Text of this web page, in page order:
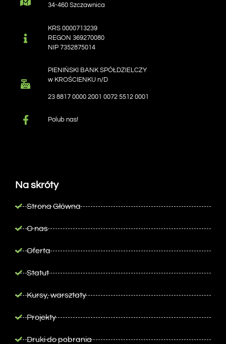
34-460 Szczawnica
KRS 0000713239
REGON 369270080
NIP 7352875014
PIENIŃSKI BANK SPÓŁDZIELCZY
w KROŚCIENKU n/D
23 8817 0000 2001 0072 5512 0001
Polub nas!
Na skróty
Strona Główna
O nas
Oferta
Statut
Kursy, warsztaty
Projekty
Druki do pobrania